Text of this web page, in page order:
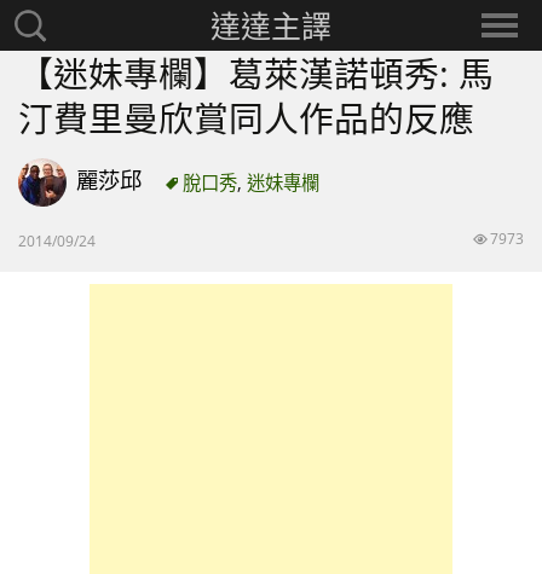
搜
尋：
達達主譯
選
【迷妹專欄】葛萊漢諾頓秀: 馬
汀費里曼欣賞同人作品的反應
麗莎邱 脫口秀,迷妹專欄
2014/09/24 7973